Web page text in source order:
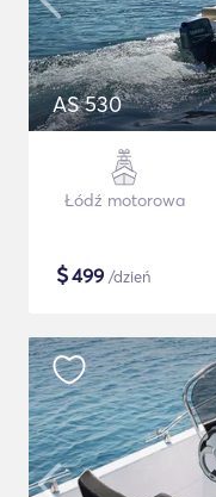
AS 530
Łódź motorowa
$499 /dzień